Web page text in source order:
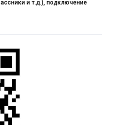
и т.д.), подключение